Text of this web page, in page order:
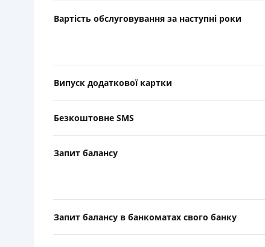
Вартість обслуговування за наступні роки
Випуск додаткової картки
Безкоштовне SMS
Запит балансу
Запит балансу в банкоматах свого банку